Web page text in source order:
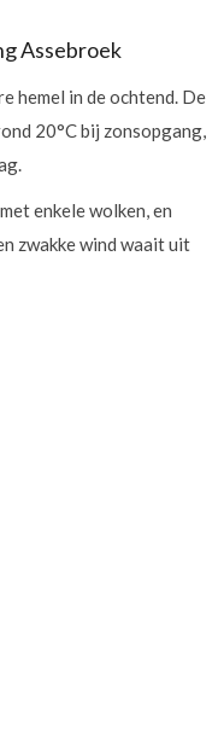
Assebroek
hemel in de ochtend. De
20°C bij zonsopgang,
enkele wolken, en
zwakke wind waait uit